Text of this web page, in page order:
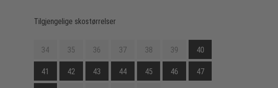
Tilgjengelige skostørrelser
34 35 36 37 38 39 40
41 42 43 44 45 46 47